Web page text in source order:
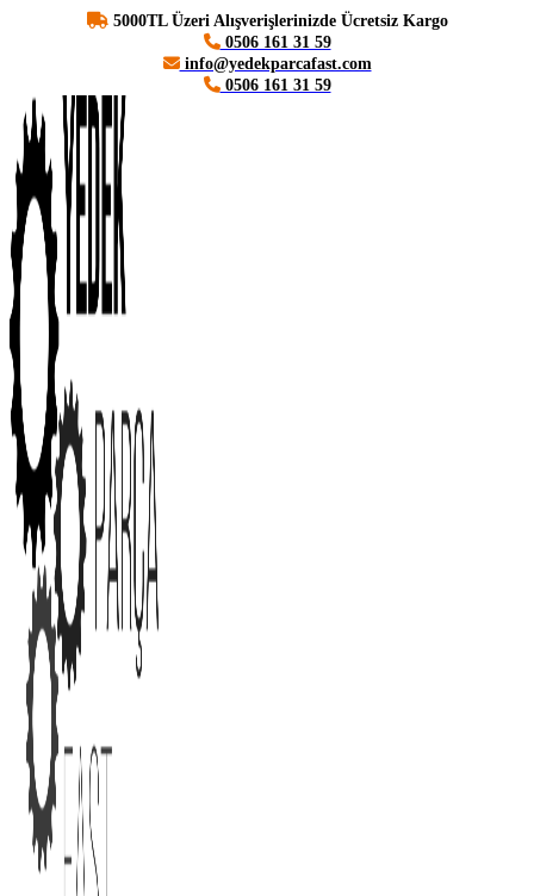
5000TL Üzeri Alışverişlerinizde Ücretsiz Kargo
0506 161 31 59
info@yedekparcafast.com
0506 161 31 59